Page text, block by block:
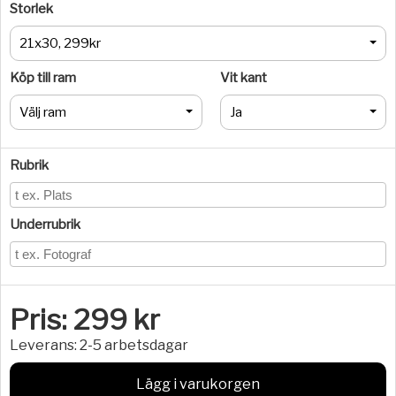
Storlek
21x30, 299kr
Köp till ram
Välj ram
Vit kant
Ja
Rubrik
Underrubrik
Pris: 299 kr
Leverans: 2-5 arbetsdagar
Lägg i varukorgen